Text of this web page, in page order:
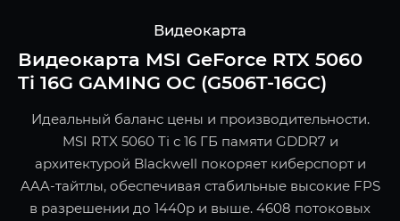
Видеокарта
Видеокарта MSI GeForce RTX 5060
Ti 16G GAMING OC (G506T-16GC)
Идеальный баланс цены и производительности.
MSI RTX 5060 Ti с 16 ГБ памяти GDDR7 и
архитектурой Blackwell покоряет киберспорт и
AAA-тайтлы, обеспечивая стабильные высокие FPS
в разрешении до 1440p и выше. 4608 потоковых